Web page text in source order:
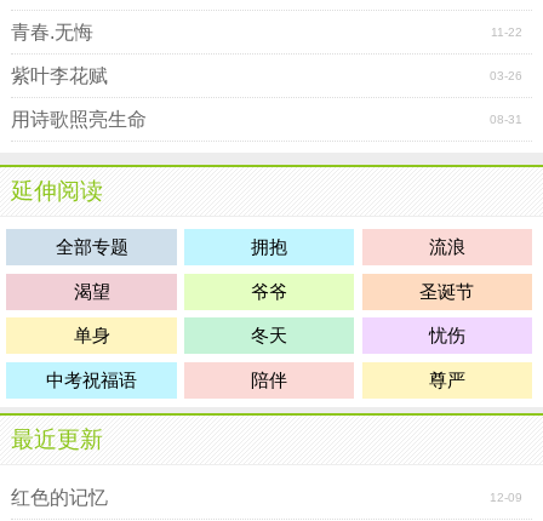
11-22
青春.无悔
03-26
紫叶李花赋
08-31
用诗歌照亮生命
延伸阅读
全部专题 拥抱 流浪
渴望 爷爷 圣诞节
单身 冬天 忧伤
中考祝福语 陪伴 尊严
最近更新
12-09
红色的记忆